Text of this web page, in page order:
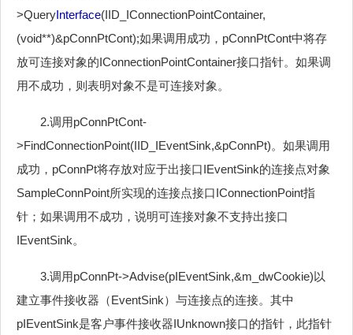
>QueryInterface(IID_IConnectionPointContainer,
(void**)&pConnPtCont);如果调用成功，pConnPtCont中将存
放可连接对象的IConnectionPointContainer接口指针。如果调
用不成功，则表明对象不是可连接对象。
2.调用pConnPtCont-
>FindConnectionPoint(IID_IEventSink,&pConnPt)。如果调用
成功，pConnPt将存放对应于出接口IEventSink的连接点对象
SampleConnPoint所实现的连接点接口IConnectionPoint指
针；如果调用不成功，说明可连接对象不支持出接口
IEventSink。
3.调用pConnPt->Advise(pIEventSink,&m_dwCookie)以
建立事件接收器（EventSink）与连接点的连接。其中
pIEventSink是客户事件接收器IUnknown接口的指针，此指针